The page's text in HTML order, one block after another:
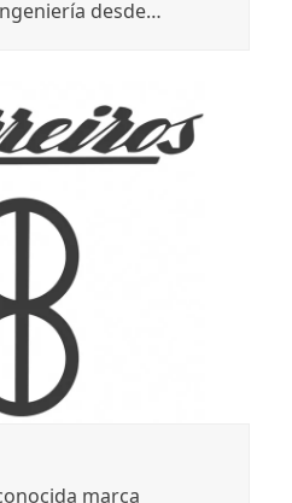
desde…
marca